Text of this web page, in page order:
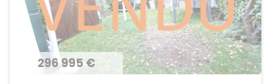
296 995 €